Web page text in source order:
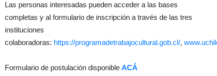
Las personas interesadas pueden acceder a las bases
completas y al formulario de inscripción a través de las tres
instituciones
colaboradoras: https://programadetrabajocultural.gob.cl/,
Formulario de postulación disponible ACÁ